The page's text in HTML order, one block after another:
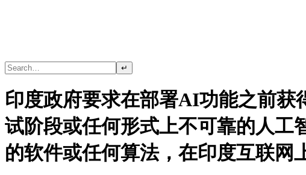
↵
印度政府要求在部署AI功能之前获
试阶段或任何形式上不可靠的人
的软件或任何算法，在印度互联网